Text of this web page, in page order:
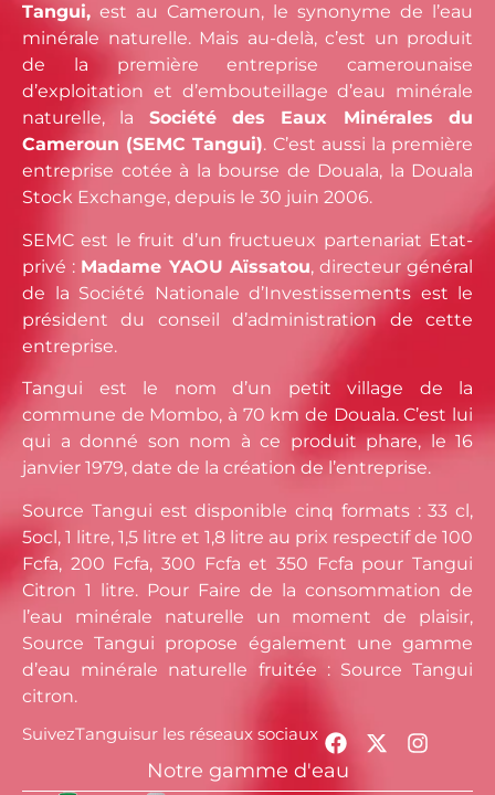
Tangui, est au Cameroun, le synonyme de l’eau
minérale naturelle. Mais au-delà, c’est un produit
de la première entreprise camerounaise
d’exploitation et d’embouteillage d’eau minérale
naturelle, la Société des Eaux Minérales du
Cameroun (SEMC Tangui). C’est aussi la première
entreprise cotée à la bourse de Douala, la Douala
Stock Exchange, depuis le 30 juin 2006.
SEMC est le fruit d’un fructueux partenariat Etat-
privé : Madame YAOU Aïssatou, directeur général
de la Société Nationale d’Investissements est le
président du conseil d’administration de cette
entreprise.
Tangui est le nom d’un petit village de la
commune de Mombo, à 70 km de Douala. C’est lui
qui a donné son nom à ce produit phare, le 16
janvier 1979, date de la création de l’entreprise.
Source Tangui est disponible cinq formats : 33 cl,
5ocl, 1 litre, 1,5 litre et 1,8 litre au prix respectif de 100
Fcfa, 200 Fcfa, 300 Fcfa et 350 Fcfa pour Tangui
Citron 1 litre. Pour Faire de la consommation de
l’eau minérale naturelle un moment de plaisir,
Source Tangui propose également une gamme
d’eau minérale naturelle fruitée : Source Tangui
citron.
SuivezTanguisur les réseaux sociaux
Notre gamme d'eau